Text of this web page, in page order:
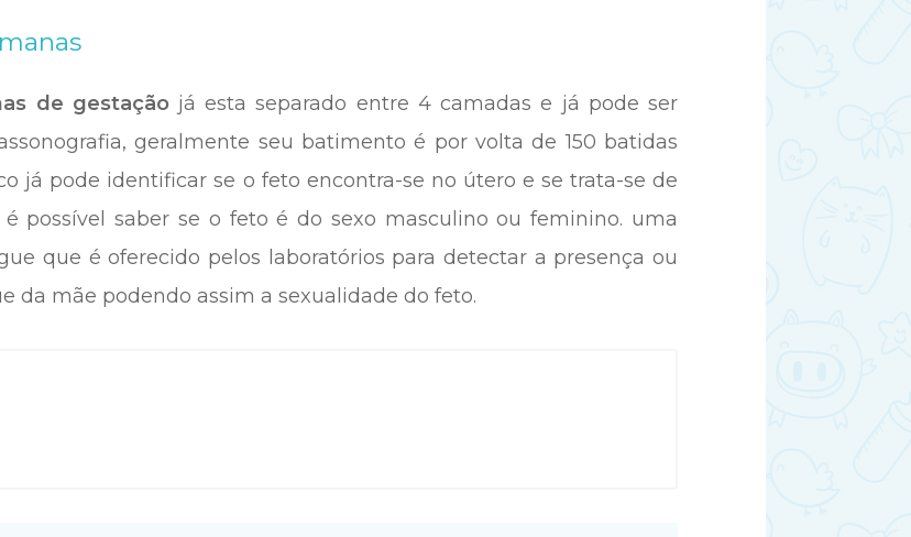
de gestaçãojá esta separado entre 4 camadas e já pode ser
geralmente seu batimento é por volta de 150 batidas
já pode identificar se o feto encontra-se no útero e se trata-se de
possível saber se o feto é do sexo masculino ou feminino. uma
que é oferecido pelos laboratórios para detectar a presença ou
da mãe podendo assim a sexualidade do feto.